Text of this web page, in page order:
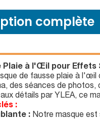
complète
Plaie à l'Œil pour Effets
de fausse plaie à l'œil
des séances de
détails par YLEA, ce
:
: Notre masque est